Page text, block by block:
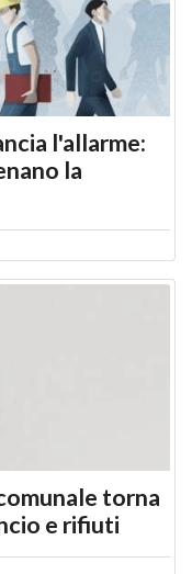
l'allarme:
la
torna
e rifiuti